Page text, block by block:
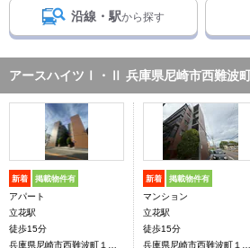
沿線・駅から探す
アースハイツⅠ・Ⅱ 兵庫県尼崎市西難波
新着 掲載物件有
アパート
立花駅
徒歩15分
新着 掲載物件有
マンション
立花駅
徒歩15分